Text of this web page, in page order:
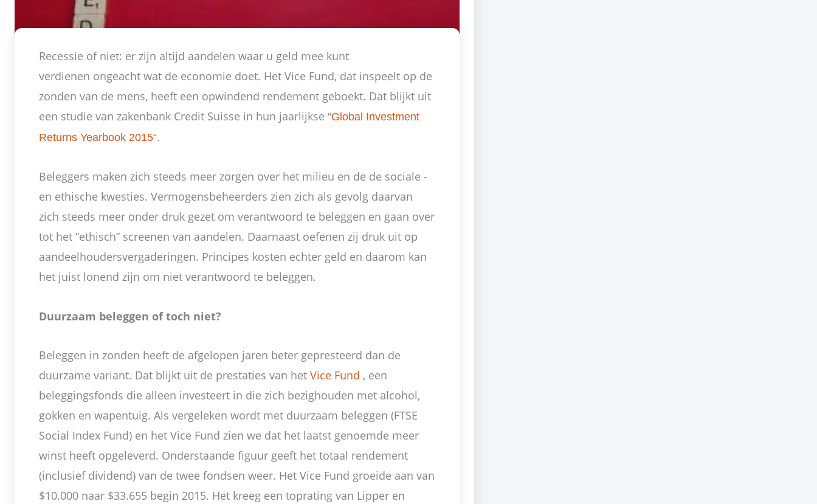
Recessie of niet: er zijn altijd aandelen waar u geld mee kunt
verdienen ongeacht wat de economie doet. Het Vice Fund, dat inspeelt op de
zonden van de mens, heeft een opwindend rendement geboekt. Dat blijkt uit
een studie van zakenbank Credit Suisse in hun jaarlijkse “Global Investment
Returns Yearbook 2015“.
Beleggers maken zich steeds meer zorgen over het milieu en de de sociale -
en ethische kwesties. Vermogensbeheerders zien zich als gevolg daarvan
zich steeds meer onder druk gezet om verantwoord te beleggen en gaan over
tot het “ethisch” screenen van aandelen. Daarnaast oefenen zij druk uit op
aandeelhoudersvergaderingen. Principes kosten echter geld en daarom kan
het juist lonend zijn om niet verantwoord te beleggen.
Duurzaam beleggen of toch niet?
Beleggen in zonden heeft de afgelopen jaren beter gepresteerd dan de
duurzame variant. Dat blijkt uit de prestaties van het Vice Fund , een
beleggingsfonds die alleen investeert in die zich bezighouden met alcohol,
gokken en wapentuig. Als vergeleken wordt met duurzaam beleggen (FTSE
Social Index Fund) en het Vice Fund zien we dat het laatst genoemde meer
winst heeft opgeleverd. Onderstaande figuur geeft het totaal rendement
(inclusief dividend) van de twee fondsen weer. Het Vice Fund groeide aan van
$10.000 naar $33.655 begin 2015. Het kreeg een toprating van Lipper en